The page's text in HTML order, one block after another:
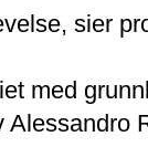
sier
med
Alessandro